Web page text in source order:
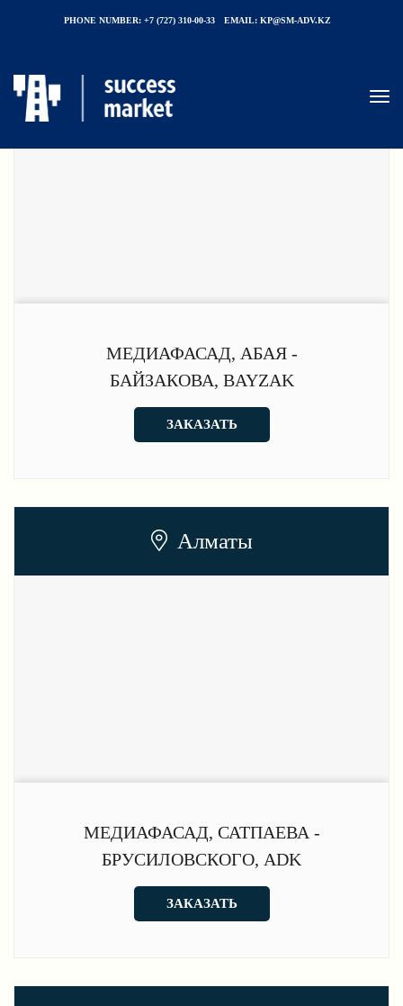
PHONE NUMBER: +7 (727) 310-00-33 EMAIL: KP@SM-ADV.KZ
МЕДИАФАСАД, АБАЯ -
БАЙЗАКОВА, BAYZAK
ЗАКАЗАТЬ
Алматы
МЕДИАФАСАД, САТПАЕВА -
БРУСИЛОВСКОГО, ADK
ЗАКАЗАТЬ